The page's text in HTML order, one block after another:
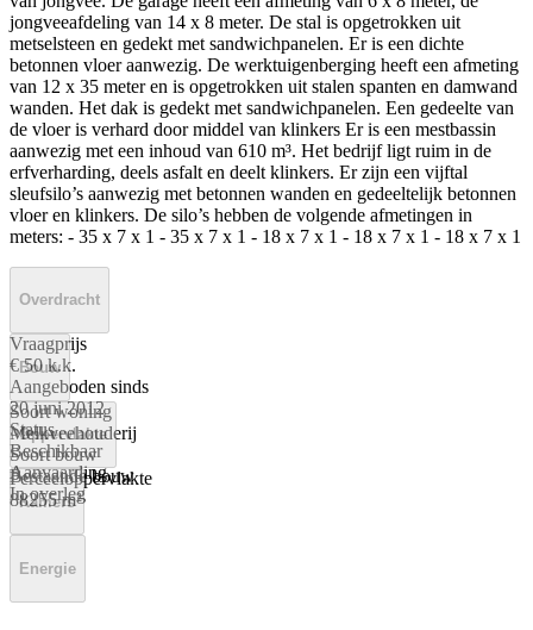
jongveeafdeling van 14 x 8 meter. De stal is opgetrokken uit
metselsteen en gedekt met sandwichpanelen. Er is een dichte
betonnen vloer aanwezig. De werktuigenberging heeft een afmeting
van 12 x 35 meter en is opgetrokken uit stalen spanten en damwand
wanden. Het dak is gedekt met sandwichpanelen. Een gedeelte van
de vloer is verhard door middel van klinkers Er is een mestbassin
aanwezig met een inhoud van 610 m³. Het bedrijf ligt ruim in de
erfverharding, deels asfalt en deelt klinkers. Er zijn een vijftal
sleufsilo’s aanwezig met betonnen wanden en gedeeltelijk betonnen
vloer en klinkers. De silo’s hebben de volgende afmetingen in
meters: - 35 x 7 x 1 - 35 x 7 x 1 - 18 x 7 x 1 - 18 x 7 x 1 - 18 x 7 x 1
Overdracht
Vraagprijs
€ 50 k.k.
Aangeboden sinds
20 juni 2012
Status
Beschikbaar
Aanvaarding
In overleg
Bouw
Soort woning
Melkveehouderij
Soort bouw
Bestaande bouw
Oppervlakte
Perceeloppervlakte
88255 m²
Kamers
Energie